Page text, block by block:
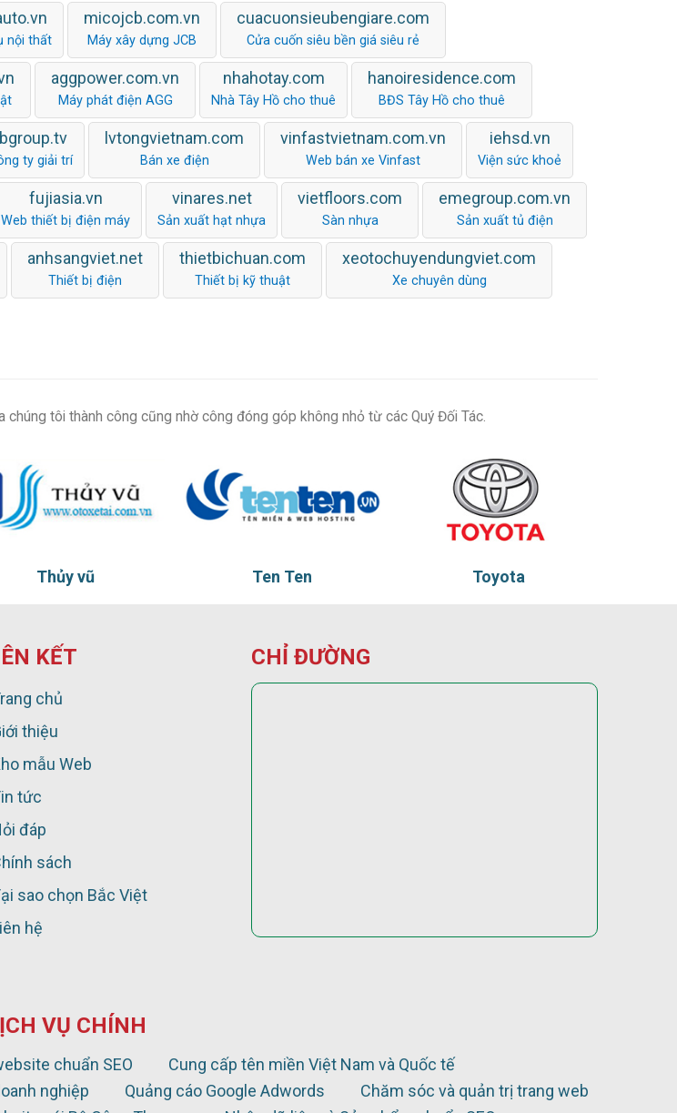
nội thất
micojcb.com.vn
Máy xây dựng JCB
cuacuonsieubengiare.com
Cửa cuốn siêu bền giá siêu rẻ
aggpower.com.vn
Máy phát điện AGG
nhahotay.com
Nhà Tây Hồ cho thuê
hanoiresidence.com
BĐS Tây Hồ cho thuê
ty giải trí
lvtongvietnam.com
Bán xe điện
vinfastvietnam.com.vn
Web bán xe Vinfast
iehsd.vn
Viện sức khoẻ
fujiasia.vn
Web thiết bị điện máy
vinares.net
Sản xuất hạt nhựa
vietfloors.com
Sàn nhựa
emegroup.com.vn
Sản xuất tủ điện
anhsangviet.net
Thiết bị điện
thietbichuan.com
Thiết bị kỹ thuật
xeotochuyendungviet.com
Xe chuyên dùng
tôi thành công cũng nhờ công đóng góp không nhỏ từ các Quý Đối Tác.
Thủy vũ Ten Ten Toyota
KẾT
chủ
thiệu
mẫu Web
tức
đáp
sách
sao chọn Bắc Việt
hệ
CHỈ ĐƯỜNG
VỤ CHÍNH
chuẩn SEO
Cung cấp tên miền Việt Nam và Quốc tế
nghiệp Quảng cáo Google Adwords
Chăm sóc và quản trị trang web